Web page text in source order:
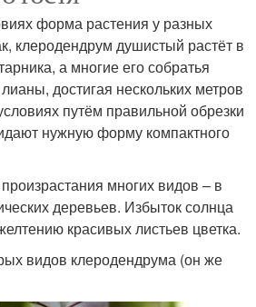
форма растения у разных
клеродендрум душистый растёт в
а многие его собратья
достигая нескольких метров
путём правильной обрезки
нужную форму компактного
многих видов – в
деревьев. Избыток солнца
красивых листьев цветка.
видов клеродендрума (он же